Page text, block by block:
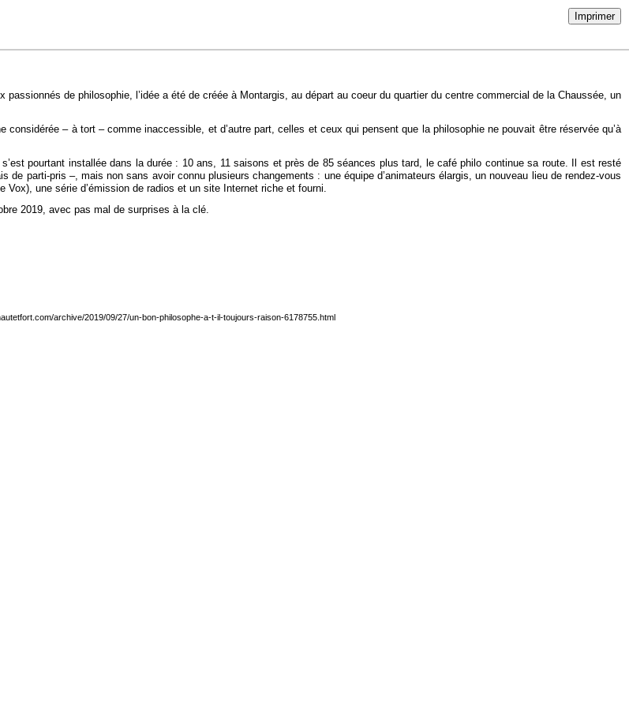
Imprimer
de philosophie, l’idée a été de créée à Montargis, au départ au coeur du quartier du centre commercial de la Chaussée, un
– à tort – comme inaccessible, et d’autre part, celles et ceux qui pensent que la philosophie ne pouvait être réservée qu’à
pourtant installée dans la durée : 10 ans, 11 saisons et près de 85 séances plus tard, le café philo continue sa route. Il est resté
parti-pris –, mais non sans avoir connu plusieurs changements : une équipe d’animateurs élargis, un nouveau lieu de rendez-vous
une série d’émission de radios et un site Internet riche et fourni.
2019, avec pas mal de surprises à la clé.
archive/2019/09/27/un-bon-philosophe-a-t-il-toujours-raison-6178755.html